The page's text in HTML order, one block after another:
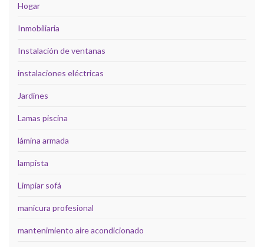
Hogar
Inmobiliaria
Instalación de ventanas
instalaciones eléctricas
Jardines
Lamas piscina
lámina armada
lampista
Limpiar sofá
manicura profesional
mantenimiento aire acondicionado